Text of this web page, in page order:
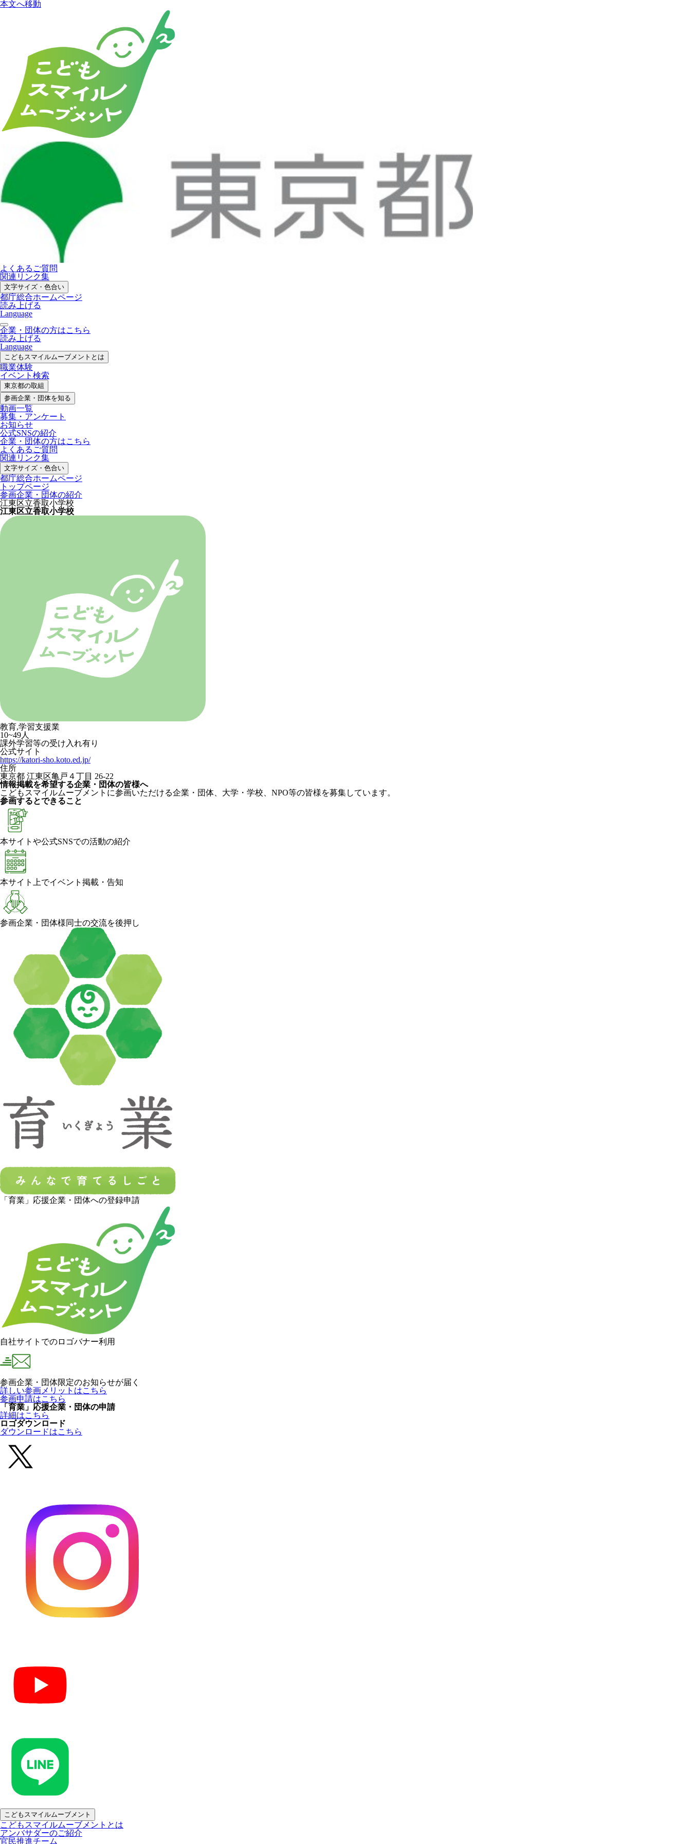
本文へ移動
よくあるご質問
関連リンク集
文字サイズ・色合い
都庁総合ホームページ
読み上げる
Language
企業・団体の方はこちら
読み上げる
Language
こどもスマイルムーブメントとは
職業体験
イベント検索
東京都の取組
参画企業・ 団体を知る
動画一覧
募集・ アンケート
お知らせ
公式SNSの紹介
企業・団体の方はこちら
よくあるご質問
関連リンク集
文字サイズ・色合い
都庁総合ホームページ
トップページ
参画企業・団体の紹介
江東区立香取小学校
江東区立香取小学校
教育,学習支援業
10~49人
課外学習等の受け入れ有り
公式サイト
https://katori-sho.koto.ed.jp/
住所
東京都 江東区亀戸４丁目 26-22
情報掲載を希望する企業・団体の皆様へ
こどもスマイルムーブメントに参画いただける企業・団体、大学・学校、NPO等の皆様を募集しています。
参画するとできること
本サイトや公式SNSでの活動の紹介
本サイト上でイベント掲載・告知
参画企業・団体様同士の交流を後押し
「育業」応援企業・団体への登録申請
自社サイトでのロゴバナー利用
参画企業・団体限定のお知らせが届く
詳しい参画メリットはこちら
参画申請はこちら
「育業」応援企業・団体の申請
詳細はこちら
ロゴダウンロード
ダウンロードはこちら
こどもスマイルムーブメント
こどもスマイルムーブメントとは
アンバサダーのご紹介
官民推進チーム